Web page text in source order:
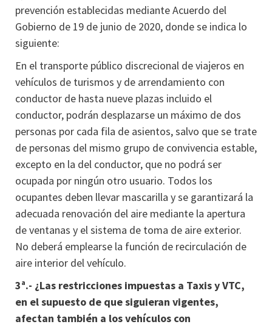
prevención establecidas mediante Acuerdo del
Gobierno de 19 de junio de 2020, donde se indica lo
siguiente:
En el transporte público discrecional de viajeros en
vehículos de turismos y de arrendamiento con
conductor de hasta nueve plazas incluido el
conductor, podrán desplazarse un máximo de dos
personas por cada fila de asientos, salvo que se trate
de personas del mismo grupo de convivencia estable,
excepto en la del conductor, que no podrá ser
ocupada por ningún otro usuario. Todos los
ocupantes deben llevar mascarilla y se garantizará la
adecuada renovación del aire mediante la apertura
de ventanas y el sistema de toma de aire exterior.
No deberá emplearse la función de recirculación de
aire interior del vehículo.
3ª.- ¿Las restricciones impuestas a Taxis y VTC,
en el supuesto de que siguieran vigentes,
afectan también a los vehículos con